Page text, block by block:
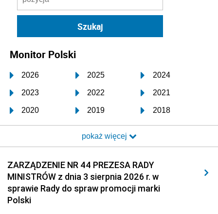
Monitor Polski
2026 2025 2024
2023 2022 2021
2020 2019 2018
2017 2016 2015
2014 2013 2012
2011 2010 2009
2008 2007 2006
2005
pokaż więcej
ZARZĄDZENIE NR 44 PREZESA RADY
MINISTRÓW z dnia 3 sierpnia 2026 r. w
sprawie Rady do spraw promocji marki
Polski